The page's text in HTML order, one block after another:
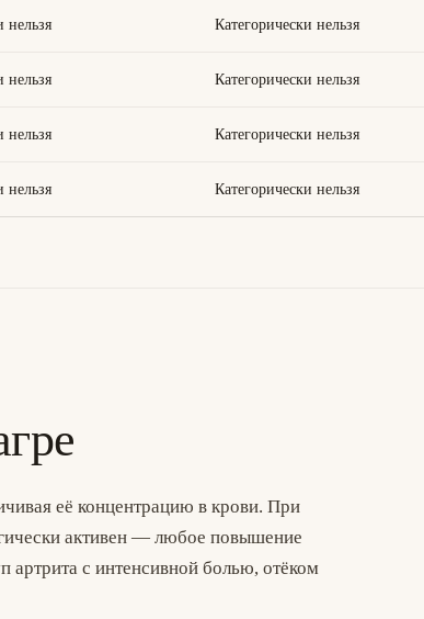
нельзя Категорически нельзя
нельзя Категорически нельзя
нельзя Категорически нельзя
нельзя Категорически нельзя
её концентрацию в крови. При
активен — любое повышение
артрита с интенсивной болью, отёком